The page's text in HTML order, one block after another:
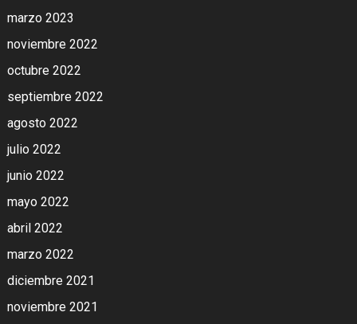
marzo 2023
noviembre 2022
octubre 2022
septiembre 2022
agosto 2022
julio 2022
junio 2022
mayo 2022
abril 2022
marzo 2022
diciembre 2021
noviembre 2021